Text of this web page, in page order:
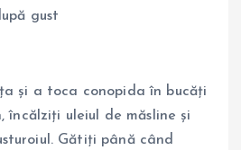
gust
și a toca conopida în bucăți
încălziți uleiul de măsline și
Gătiți până când